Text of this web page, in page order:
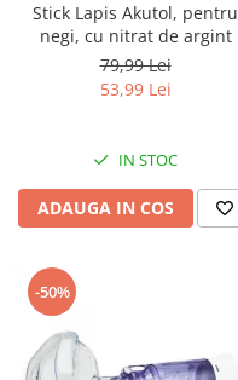
Stick Lapis Akutol, pentru
negi, cu nitrat de argint
79,99 Lei
53,99 Lei
IN STOC
ADAUGA IN COS
-50%